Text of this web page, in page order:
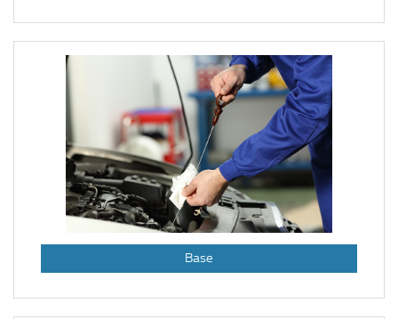
Base